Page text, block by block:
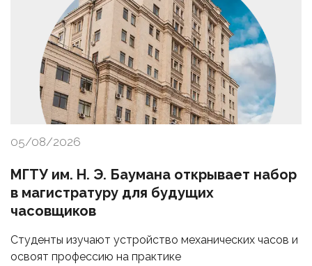
05/08/2026
МГТУ им. Н. Э. Баумана открывает набор
в магистратуру для будущих
часовщиков
Студенты изучают устройство механических часов и
освоят профессию на практике